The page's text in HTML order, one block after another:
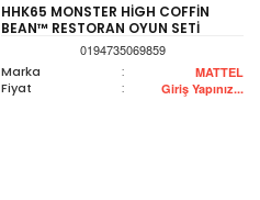
HHK65 MONSTER HİGH COFFİN
BEAN™ RESTORAN OYUN SETİ
0194735069859
Marka
: MATTEL
Fiyat : Giriş Yapınız...